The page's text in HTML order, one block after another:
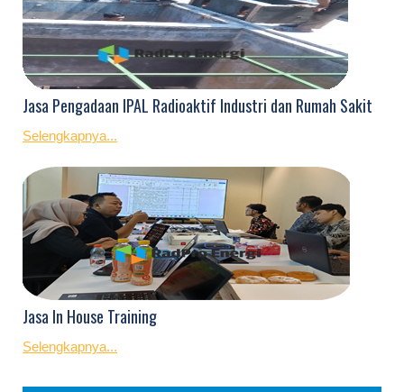
Jasa Pengadaan IPAL Radioaktif Industri dan Rumah Sakit
Selengkapnya...
Jasa In House Training
Selengkapnya...